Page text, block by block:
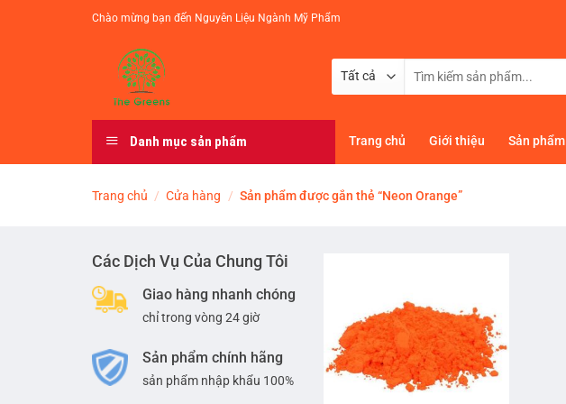
Chào mừng bạn đến Nguyên Liệu Ngành Mỹ Phẩm
Tìm
Danh mục sản phẩm Trang chủ Giới thiệu Sản phẩm
Trang chủ / Cửa hàng / Sản phẩm được gắn thẻ “Neon Orange”
Các Dịch Vụ Của Chung Tôi
Giao hàng nhanh chóng
chỉ trong vòng 24 giờ
Sản phẩm chính hãng
sản phẩm nhập khẩu 100%